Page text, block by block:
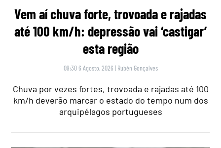
Vem aí chuva forte, trovoada e rajadas
até 100 km/h: depressão vai ‘castigar’
esta região
09:30 6 Agosto, 2026 | Rubén Gonçalves
Chuva por vezes fortes, trovoada e rajadas até 100
km/h deverão marcar o estado do tempo num dos
arquipélagos portugueses